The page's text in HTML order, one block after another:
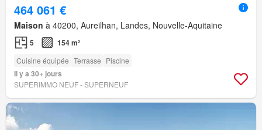
464 061 €
Maison à 40200, Aureilhan, Landes, Nouvelle-Aquitaine
5 154 m²
Cuisine équipée Terrasse Piscine
Il y a 30+ jours
SUPERIMMO NEUF - SUPERNEUF